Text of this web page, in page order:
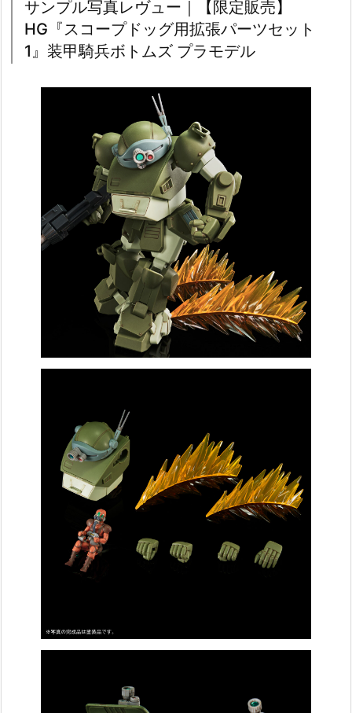
サンプル写真レヴュー｜【限定販売】
HG『スコープドッグ用拡張パーツセット
1』装甲騎兵ボトムズ プラモデル